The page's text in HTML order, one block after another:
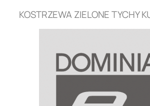
KOSTRZEWA ZIELONE TYCHY